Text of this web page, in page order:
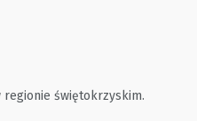
regionie świętokrzyskim.